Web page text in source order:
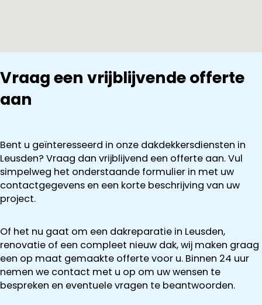
Vraag een vrijblijvende offerte
aan
Bent u geïnteresseerd in onze dakdekkersdiensten in
Leusden? Vraag dan vrijblijvend een offerte aan. Vul
simpelweg het onderstaande formulier in met uw
contactgegevens en een korte beschrijving van uw
project.
Of het nu gaat om een dakreparatie in Leusden,
renovatie of een compleet nieuw dak, wij maken graag
een op maat gemaakte offerte voor u. Binnen 24 uur
nemen we contact met u op om uw wensen te
bespreken en eventuele vragen te beantwoorden.